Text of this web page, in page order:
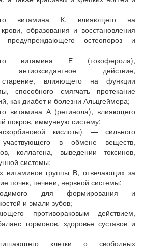
витамина К, влияющего на
образования и восстановления
предупреждающего остеопороз и
витамина Е (токоферола),
антиоксидантное действие,
влияющего на функции
способного смягчать протекание
как диабет и болезни Альцгеймера;
витамина А (ретинола), влияющего
покров, иммунную систему;
кислоты) — сильного
участвующего в обмене веществ,
коллагена, выведении токсинов,
системы;
витаминов группы В, отвечающих за
почек, печени, нервной системы;
для формирования и
и эмали зубов;
противораковым действием,
гормонов, здоровье суставов и
клетки о свободных